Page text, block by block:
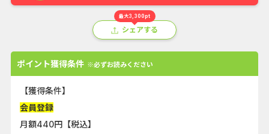
最大3,300pt
シェアする
ポイント獲得条件 ※必ずお読みください
【獲得条件】
会員登録
月額440円【税込】